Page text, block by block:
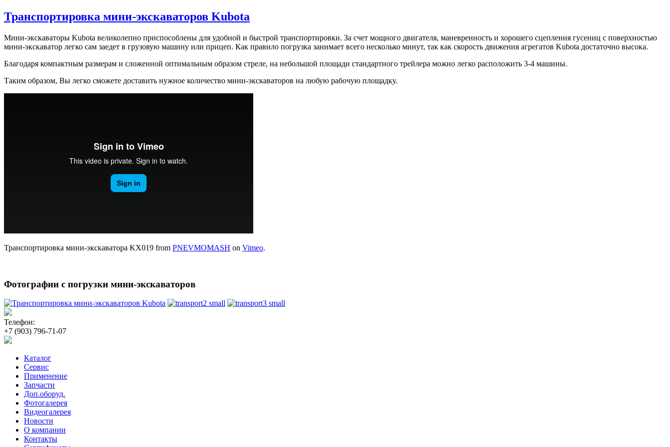
Транспортировка мини-экскаваторов Kubota
Мини-экскаваторы Kubota великолепно приспособлены для удобной и быстрой транспортировки. За счет мощного двигателя, маневренность и хорошего сцепления гусениц с поверхностью
мини-экскаватор легко сам заедет в грузовую машину или прицеп. Как правило погрузка занимает всего несколько минут, так как скорость движения агрегатов Kubota достаточно высока.
Благодаря компактным размерам и сложенной оптимальным образом стреле, на небольшой площади стандартного трейлера можно легко расположить 3-4 машины.
Таким образом, Вы легко сможете доставить нужное количество мини-экскаваторов на любую рабочую площадку.
Транспортировка мини-экскаватора KX019 from PNEVMOMASH on Vimeo.
Фотографии с погрузки мини-экскаваторов
Телефон:
+7 (903) 796-71-07
Каталог
Сервис
Применение
Запчасти
Доп.оборуд.
Фотогалерея
Видеогалерея
Новости
О компании
Контакты